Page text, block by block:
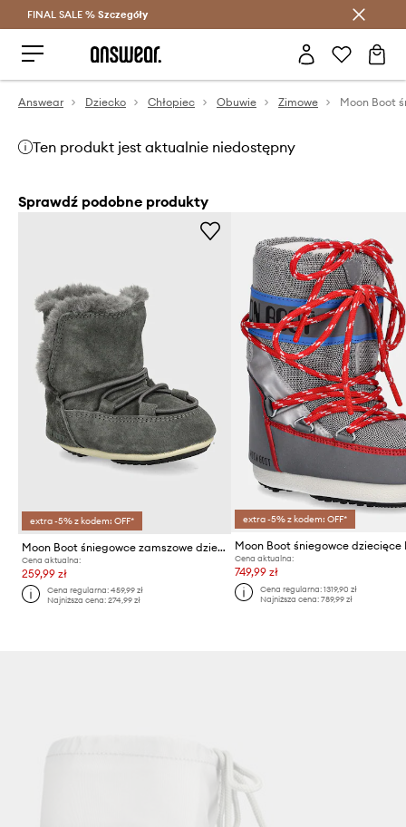
Oszczędzaj z Answear Club >
FINAL SALE % Szczegóły
Answear Dziecko Chłopiec Obuwie Zimowe Moon Boot
Ten produkt jest aktualnie niedostępny
Sprawdź podobne produkty
extra -5% z kodem: OFF*
Moon Boot śniegowce zamszowe dziecięce CRIB SUEDE
Cena aktualna:
259,99 zł
Cena regularna:459,99 zł
Najniższa cena:274,99 zł
extra -5% z kodem: OFF*
Cena aktualna:
749,99 zł
Cena regularna: 1319,90 zł
Najniższa cena: 789,99 zł